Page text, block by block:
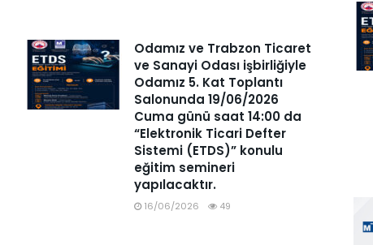
Odamız ve Trabzon Ticaret
ve Sanayi Odası işbirliğiyle
Odamız 5. Kat Toplantı
Salonunda 19/06/2026
Cuma günü saat 14:00 da
“Elektronik Ticari Defter
Sistemi (ETDS)” konulu
eğitim semineri
yapılacaktır.
16/06/2026 49